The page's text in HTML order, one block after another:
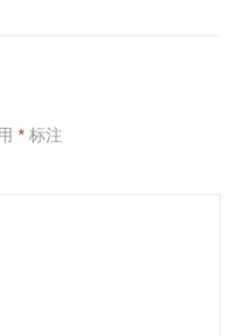
*标注